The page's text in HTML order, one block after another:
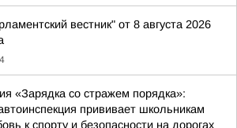
вестник" от 8 августа 2026
«Зарядка со стражем порядка»:
прививает школьникам
к спорту и безопасности на дорогах